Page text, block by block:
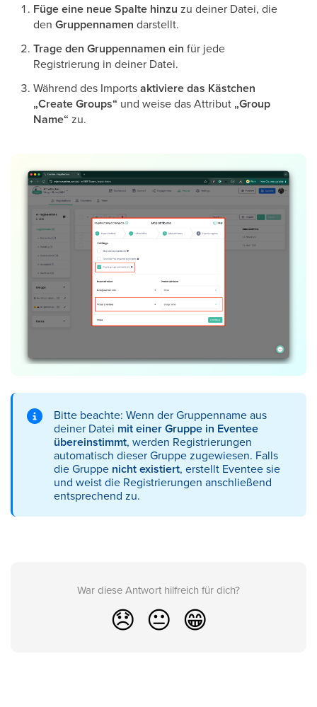
Füge eine neue Spalte hinzu zu deiner Datei, die
den Gruppennamen darstellt.
Trage den Gruppennamen ein für jede
Registrierung in deiner Datei.
Während des Importsaktiviere das Kästchen
„Create Groups“ und weise das Attribut „Group
Name“ zu.
Bitte beachte: Wenn der Gruppenname aus
deiner Datei mit einer Gruppe in Eventee
übereinstimmt, werden Registrierungen
automatisch dieser Gruppe zugewiesen. Falls
die Gruppe nicht existiert, erstellt Eventee sie
und weist die Registrierungen anschließend
entsprechend zu.
War diese Antwort hilfreich für dich?
😞 😐 😁